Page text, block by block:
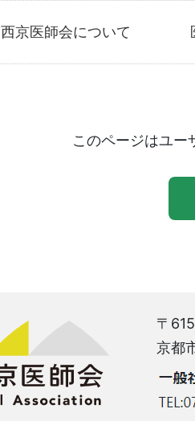
西京医師会について
このページはユー
〒
京都